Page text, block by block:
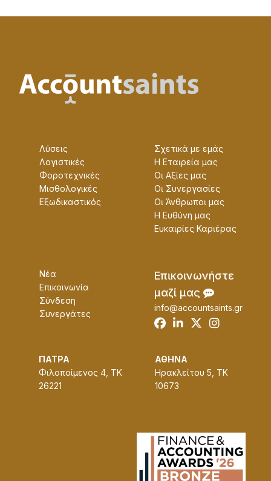
Λύσεις
Λογιστικές
Φοροτεχνικές
Μισθολογικές
Εξωδικαστικός
Σχετικά με εμάς
Η Εταɩρεία μας
Οɩ Αξίες μας
Οɩ Συνεργασίες
Οɩ Άνθρωποɩ μας
Η Ευθύνη μας
Ευκαɩρίες Καρɩέρας
Νέα
Επικοινωνία
Σύνδεση
Συνεργάτες
Επɩκοɩνωνήστε
μαζί μας
info@accountsaints.gr
ΠΑΤΡΑ
Φιλοποίμενος 4, ΤΚ
26221
ΑΘΗΝΑ
Ηρακλείτου 5, ΤΚ
10673